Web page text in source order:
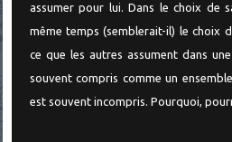
assumer pour lui. Dans le choix de
même temps (semblerait-il) le choix
ce que les autres assument dans
souvent compris comme un
est souvent incompris. Pourquoi,